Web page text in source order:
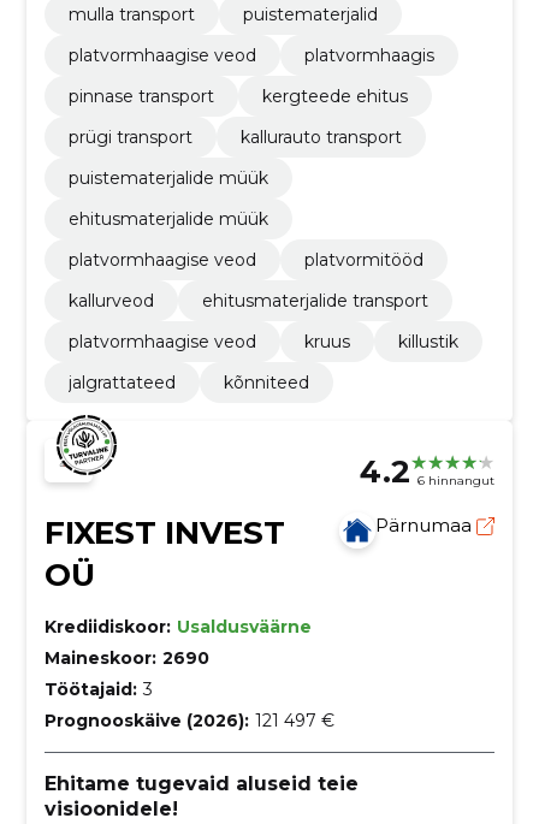
mulla transport
puistematerjalid
platvormhaagise veod
platvormhaagis
pinnase transport
kergteede ehitus
prügi transport
kallurauto transport
puistematerjalide müük
ehitusmaterjalide müük
platvormhaagise veod
platvormitööd
kallurveod
ehitusmaterjalide transport
platvormhaagise veod
kruus
killustik
jalgrattateed
kõnniteed
4.2 6 hinnangut
FIXEST INVEST
OÜ
Pärnumaa
Krediidiskoor: Usaldusväärne
Maineskoor: 2690
Töötajaid: 3
Prognooskäive (2026): 121 497 €
Ehitame tugevaid aluseid teie
visioonidele!